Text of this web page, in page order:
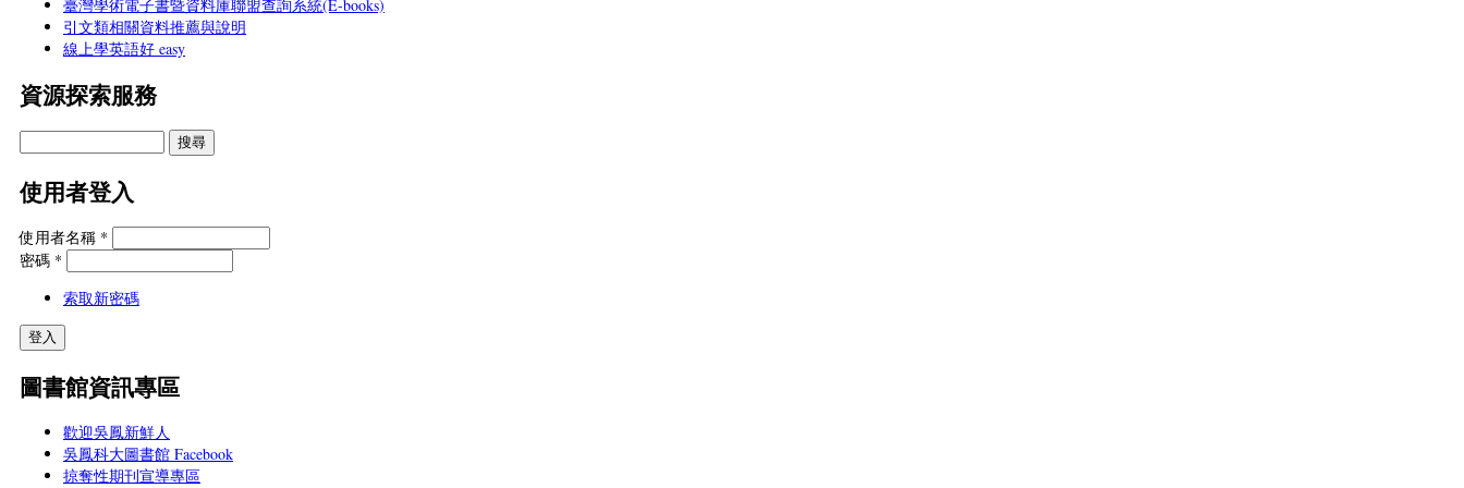
臺灣學術電子書暨資料庫聯盟查詢系統(E-books)
引文類相關資料推薦與說明
線上學英語好 easy
資源探索服務
使用者登入
使用者名稱 *
密碼 *
索取新密碼
圖書館資訊專區
歡迎吳鳳新鮮人
吳鳳科大圖書館 Facebook
掠奪性期刊宣導專區